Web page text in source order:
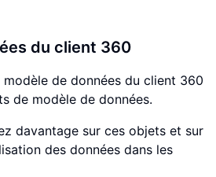
du client 360
de données du client 360
de modèle de données.
davantage sur ces objets et sur
des données dans les